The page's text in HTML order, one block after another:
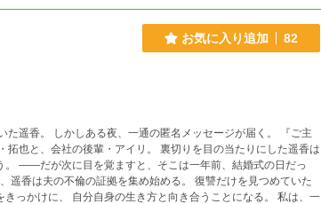
お気に入り追加 82
遥香。 しかしある夜、一通の匿名メッセージが届く。 『ご主
拓也と、会社の後輩・アイリ。 裏切りを目の当たりにした遥香は
。 ――だが次に目を覚ますと、そこは一年前、結婚式の日だっ
遥香は夫の不倫の証拠を集め始める。 復讐だけを見つめていた
っかけに、 自分自身の生き方と向き合うことになる。 私は、一